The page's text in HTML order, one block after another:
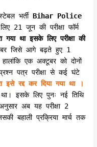
भर्तीBihar Police
21 जून की परीक्षा फॉर्म
था इसके लिए परीक्षा की
जिसे आगे बढ़ते हुए 1
एक अक्टूबर को दोनों
पत्र परीक्षा से कई घंटे
इसे रद्द कर दिया गया था ।
था। इसके लिए पुनः नई तिथि
अब यह परीक्षा 2
बहाली प्रक्रिया मार्च तक